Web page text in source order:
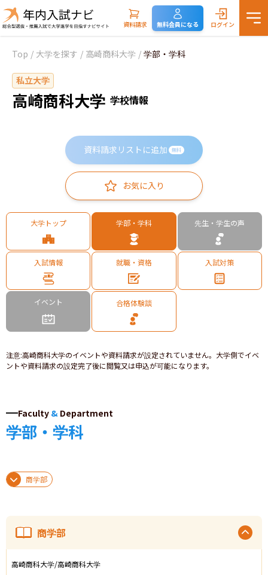
資料請求 無料会員になる ログイン
Top / 大学を探す / 高崎商科大学 / 学部・学科
私立大学
高崎商科大学 学校情報
資料請求リストに追加 無料
お気に入り
大学トップ 学部・学科 先生・学生の声
入試情報 就職・資格 入試対策
イベント 合格体験談
注意:高崎商科大学のイベントや資料請求が設定されていません。大学側でイベ
ントや資料請求の設定完了後に閲覧又は申込が可能になります。
Faculty & Department
学部・学科
商学部
商学部
高崎商科大学/高崎商科大学